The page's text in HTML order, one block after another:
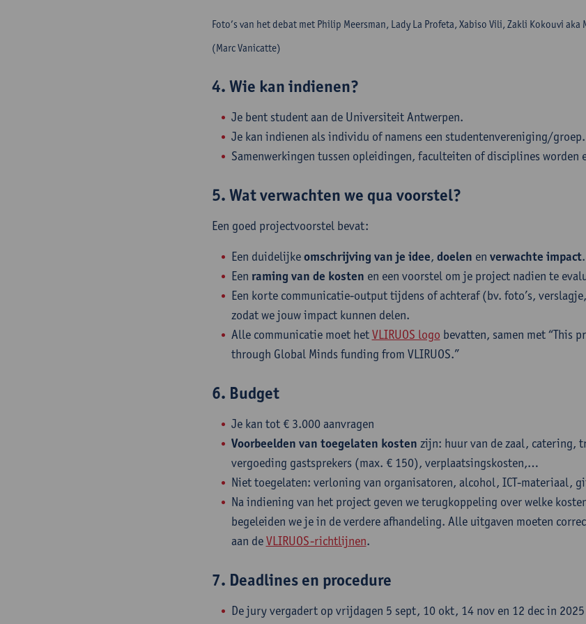
Foto’s van het debat met Philip Meersman, Lady La Profeta, Xabiso Vili, Zakli Kokouvi aka
(Marc Vanicatte)
4. Wie kan indienen?
Je bent student aan de Universiteit Antwerpen.
Je kan indienen als individu of namens een studentenvereniging/groep.
Samenwerkingen tussen opleidingen, faculteiten of disciplines worden
5. Wat verwachten we qua voorstel?
Een goed projectvoorstel bevat: ​
Een duidelijkeomschrijving van je idee, doelen en verwachte impact.
Een raming van de kosten en een voorstel om je project nadien te
Een korte communicatie-output tijdens of achteraf (bv. foto’s,
zodat we jouw impact kunnen delen.
Alle communicatie moet hetVLIRUOS logo bevatten, samen met “This
through Global Minds funding from VLIRUOS.”
6. Budget
Je kan tot € 3.000 aanvragen​
Voorbeelden van toegelaten kosten zijn: huur van de zaal, catering,
vergoeding gastsprekers (max. € 150), verplaatsingskosten,…
Niet toegelaten: verloning van organisatoren, alcohol, ICT-materiaal,
Na indiening van het project geven we terugkoppeling over welke
begeleiden we je in de verdere afhandeling. Alle uitgaven moeten
aan deVLIRUOS-richtlijnen.
7. Deadlines en procedure
De jury vergadert op vrijdagen 5 sept, 10 okt, 14 nov en 12 dec in